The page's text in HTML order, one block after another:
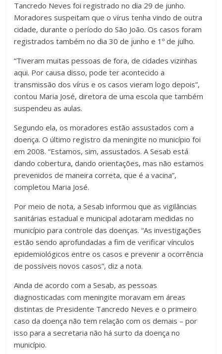
Tancredo Neves foi registrado no dia 29 de junho.
Moradores suspeitam que o vírus tenha vindo de outra
cidade, durante o período do São João. Os casos foram
registrados também no dia 30 de junho e 1º de julho.
“Tiveram muitas pessoas de fora, de cidades vizinhas
aqui. Por causa disso, pode ter acontecido a
transmissão dos vírus e os casos vieram logo depois”,
contou Maria José, diretora de uma escola que também
suspendeu as aulas.
Segundo ela, os moradores estão assustados com a
doença. O último registro da meningite no município foi
em 2008. “Estamos, sim, assustados. A Sesab está
dando cobertura, dando orientações, mas não estamos
prevenidos de maneira correta, que é a vacina”,
completou Maria José.
Por meio de nota, a Sesab informou que as vigilâncias
sanitárias estadual e municipal adotaram medidas no
município para controle das doenças. “As investigações
estão sendo aprofundadas a fim de verificar vínculos
epidemiológicos entre os casos e prevenir a ocorrência
de possíveis novos casos”, diz a nota.
Ainda de acordo com a Sesab, as pessoas
diagnosticadas com meningite moravam em áreas
distintas de Presidente Tancredo Neves e o primeiro
caso da doença não tem relação com os demais – por
isso para a secretaria não há surto da doença no
município.